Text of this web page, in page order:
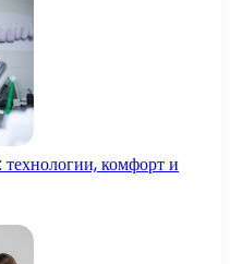
комфорт и